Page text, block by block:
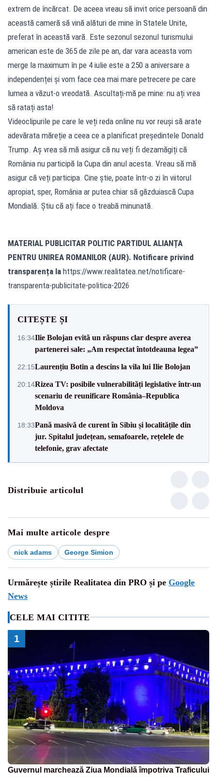
extrem de încărcat. De aceea vreau să invit orice persoană din
această cameră să vină alături de mine în Statele Unite,
preferat în această vară. Este sezonul sezonul turismului
american este de 365 de zile pe an, dar vara aceasta vom
merge la maximum în pe 4 iulie este a 250 a aniversare a
independenței și vom face cea mai mare petrecere pe care
lumea a văzut-o vreodată. Ascultați-mă pe mine: nu ați vrea
să ratați asta!
Videoclipurile pe care le veți reda online nu vor reuși să arate
adevărata măreție a ceea ce a planificat președintele Donald
Trump. Aș vrea să mă asigur că nu veți fi dezamăgiți că
România nu participă la Cupa din anul acesta. Vreau să mă
asigur că veți participa. Cine știe, poate într-o zi în viitorul
apropiat, sper, România ar putea chiar să găzduiască Cupa
Mondială. Știu că ați face o treabă minunată.
MATERIAL PUBLICITAR POLITIC PARTIDUL ALIANȚA
PENTRU UNIREA ROMANILOR (AUR). Notificare privind
transparența la https://www.realitatea.net/notificare-
transparenta-publicitate-politica-2026
CITEȘTE ȘI
16:34Ilie Bolojan evită un răspuns clar despre averea
partenerei sale: „Am respectat întotdeauna legea”
22:15Laurențiu Botin a descins la vila lui Ilie Bolojan
20:14Rizea TV: posibile vulnerabilități legislative într-un
scenariu de reunificare România–Republica
Moldova
18:33Pană masivă de curent în Sibiu și localitățile din
jur. Spitalul județean, semafoarele, rețelele de
telefonie, grav afectate
Distribuie articolul
Mai multe articole despre
nick adams George Simion
Urmărește știrile Realitatea din PRO și pe Google
News
CELE MAI CITITE
1
Guvernul marchează Ziua Mondială împotriva Traficului